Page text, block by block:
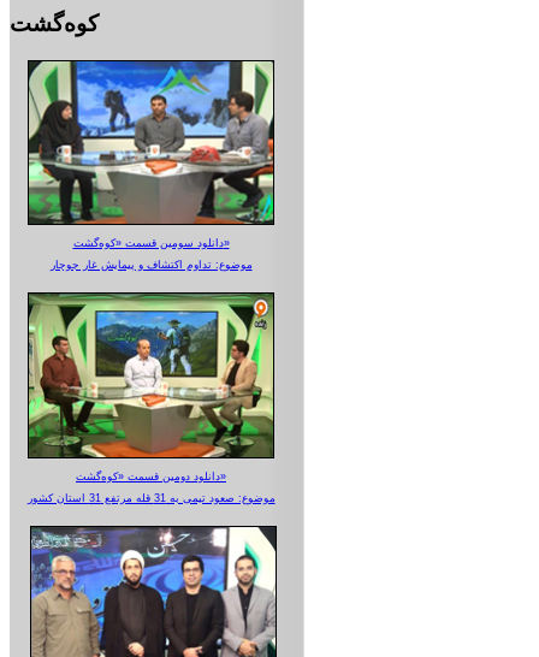
کوه‌گشت
دانلود سومین قسمت «کوه‌گشت»
موضوع: تداوم اکتشاف و پیمایش غار جوجار
دانلود دومین قسمت «کوه‌گشت»
موضوع: صعود تیمی به 31 قله مرتفع 31 استان کشور